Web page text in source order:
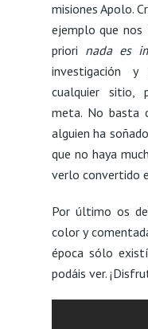
misiones Apolo.
ejemplo que nos
priori nada es
investigación
cualquier sitio,
meta. No basta
alguien ha
que no haya
verlo convertido
Por último os
color y
época sólo
podáis ver.